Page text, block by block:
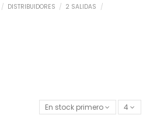
DISTRIBUIDORES
2 SALIDAS
En stock primero 4